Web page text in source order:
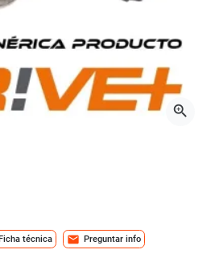
zoom_in
técnica mail Preguntar info